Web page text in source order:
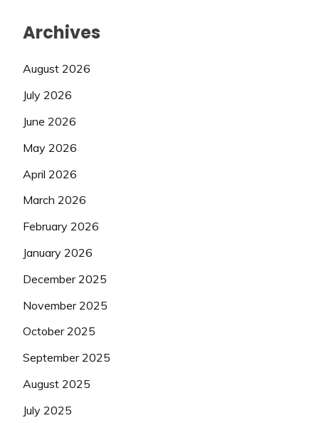
Archives
August 2026
July 2026
June 2026
May 2026
April 2026
March 2026
February 2026
January 2026
December 2025
November 2025
October 2025
September 2025
August 2025
July 2025